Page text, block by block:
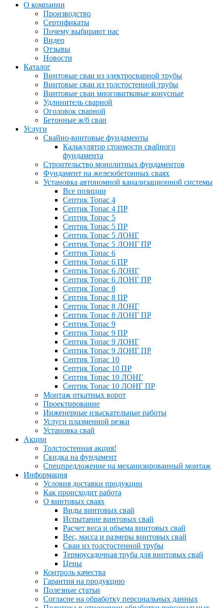
О компании
Производство
Сертификаты
Почему выбирают нас
Видео
Отзывы
Новости
Каталог
Винтовые сваи из электросварной трубы
Винтовые сваи из толстостенной трубы
Винтовые сваи многовитковые конусные
Удлинитель сварной
Оголовок сварной
Бетонные ж/б сваи
Услуги
Свайно-винтовые фундаменты
Калькулятор стоимости свайного
фундамента
Строительство монолитных фундаментов
Фундамент на железобетонных сваях
Установка автономной канализационной системы
Все позиции
Септик Топас 4
Септик Топас 4 ПР
Септик Топас 5
Септик Топас 5 ПР
Септик Топас 5 ЛОНГ
Септик Топас 5 ЛОНГ ПР
Септик Топас 6
Септик Топас 6 ПР
Септик Топас 6 ЛОНГ
Септик Топас 6 ЛОНГ ПР
Септик Топас 8
Септик Топас 8 ПР
Септик Топас 8 ЛОНГ
Септик Топас 8 ЛОНГ ПР
Септик Топас 9
Септик Топас 9 ПР
Септик Топас 9 ЛОНГ
Септик Топас 9 ЛОНГ ПР
Септик Топас 10
Септик Топас 10 ПР
Септик Топас 10 ЛОНГ
Септик Топас 10 ЛОНГ ПР
Монтаж откатных ворот
Проектирование
Инженерные изыскательные работы
Услуги плазменной резки
Установка свай
Акции
Толстостенная акция!
Скидка на фундамент
Спецпредложение на механизированный монтаж
Информация
Условия доставки продукции
Как происходит работа
О винтовых сваях
Виды винтовых свай
Испытание винтовых свай
Расчет веса и объема винтовых свай
Вес, масса и размеры винтовых свай
Сваи из толстостенной трубы
Термоусадочная труба для винтовых свай
Цены
Контроль качества
Гарантия на продукцию
Полезные статьи
Согласие на обработку персональных данных